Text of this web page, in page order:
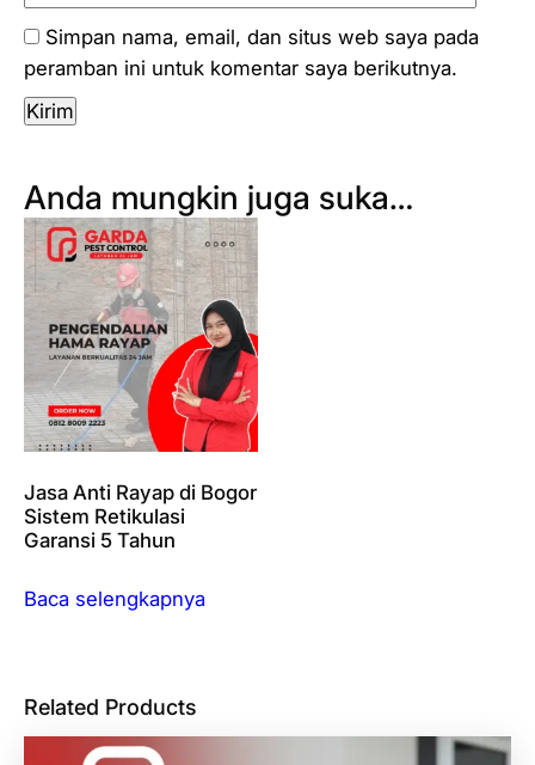
Simpan nama, email, dan situs web saya pada
peramban ini untuk komentar saya berikutnya.
Anda mungkin juga suka…
Jasa Anti Rayap di Bogor
Sistem Retikulasi
Garansi 5 Tahun
Baca selengkapnya
Related Products